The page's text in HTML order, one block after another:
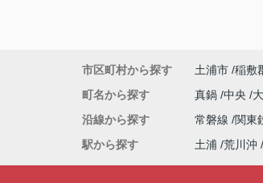
市区町村から探す 土浦市 稲敷
町名から探す
真鍋 中央
沿線から探す
常磐線 関東
駅から探す
土浦 荒川沖